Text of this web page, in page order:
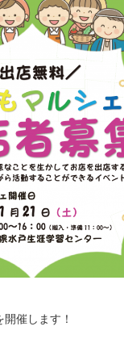
催します！